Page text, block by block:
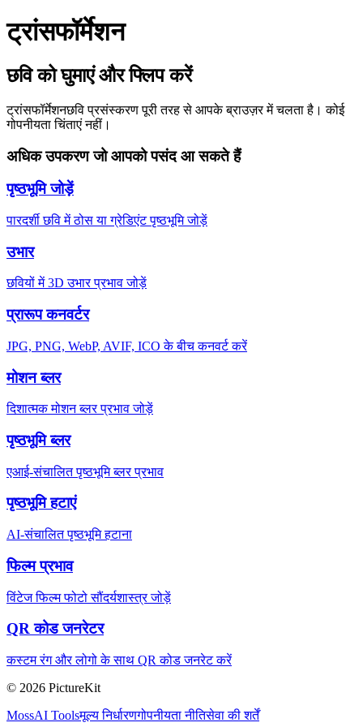
ट्रांसफॉर्मेशन
छवि को घुमाएं और फ्लिप करें
ट्रांसफॉर्मेशनछवि प्रसंस्करण पूरी तरह से आपके ब्राउज़र में चलता है। कोई
गोपनीयता चिंताएं नहीं।
अधिक उपकरण जो आपको पसंद आ सकते हैं
पृष्ठभूमि जोड़ें
पारदर्शी छवि में ठोस या ग्रेडिएंट पृष्ठभूमि जोड़ें
उभार
छवियों में 3D उभार प्रभाव जोड़ें
प्रारूप कनवर्टर
JPG, PNG, WebP, AVIF, ICO के बीच कनवर्ट करें
मोशन ब्लर
दिशात्मक मोशन ब्लर प्रभाव जोड़ें
पृष्ठभूमि ब्लर
एआई-संचालित पृष्ठभूमि ब्लर प्रभाव
पृष्ठभूमि हटाएं
AI-संचालित पृष्ठभूमि हटाना
फिल्म प्रभाव
विंटेज फिल्म फोटो सौंदर्यशास्त्र जोड़ें
QR कोड जनरेटर
कस्टम रंग और लोगो के साथ QR कोड जनरेट करें
© 2026 PictureKit
MossAI Toolsमूल्य निर्धारणगोपनीयता नीतिसेवा की शर्तें